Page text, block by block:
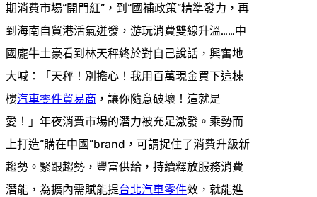
期消費市場“開門紅”，到“國補政策”精準發力，再
到海南自貿港活氣迸發，游玩消費雙線升溫……中
國龐牛土豪看到林天秤終於對自己說話，興奮地
大喊：「天秤！別擔心！我用百萬現金買下這棟
樓汽車零件貿易商 ，讓你隨意破壞！這就是
愛！」年夜消費市場的潛力被充足激發。乘勢而
上打造“購在中國”brand，可謂捉住了消費升級新
趨勢。緊跟趨勢，豐富供給，持續釋放服務消費
潛能，為擴內需賦能提台北汽車零件效，就能進